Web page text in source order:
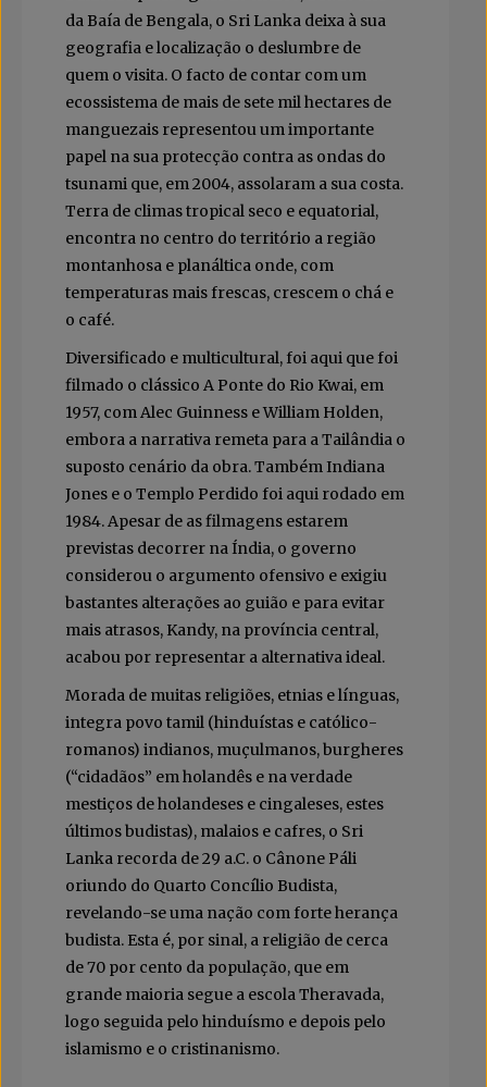
da Baía de Bengala, o Sri Lanka deixa à sua
geografia e localização o deslumbre de
quem o visita. O facto de contar com um
ecossistema de mais de sete mil hectares de
manguezais representou um importante
papel na sua protecção contra as ondas do
tsunami que, em 2004, assolaram a sua costa.
Terra de climas tropical seco e equatorial,
encontra no centro do território a região
montanhosa e planáltica onde, com
temperaturas mais frescas, crescem o chá e
o café.
Diversificado e multicultural, foi aqui que foi
filmado o clássico A Ponte do Rio Kwai, em
1957, com Alec Guinness e William Holden,
embora a narrativa remeta para a Tailândia o
suposto cenário da obra. Também Indiana
Jones e o Templo Perdido foi aqui rodado em
1984. Apesar de as filmagens estarem
previstas decorrer na Índia, o governo
considerou o argumento ofensivo e exigiu
bastantes alterações ao guião e para evitar
mais atrasos, Kandy, na província central,
acabou por representar a alternativa ideal.
Morada de muitas religiões, etnias e línguas,
integra povo tamil (hinduístas e católico-
romanos) indianos, muçulmanos, burgheres
(“cidadãos” em holandês e na verdade
mestiços de holandeses e cingaleses, estes
últimos budistas), malaios e cafres, o Sri
Lanka recorda de 29 a.C. o Cânone Páli
oriundo do Quarto Concílio Budista,
revelando-se uma nação com forte herança
budista. Esta é, por sinal, a religião de cerca
de 70 por cento da população, que em
grande maioria segue a escola Theravada,
logo seguida pelo hinduísmo e depois pelo
islamismo e o cristinanismo.